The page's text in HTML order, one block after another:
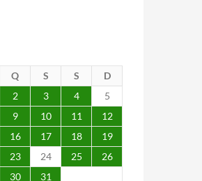
Q S S
D
2 3 4
5
9 10 11
12
16 17 18
19
23 24 25
26
30
31